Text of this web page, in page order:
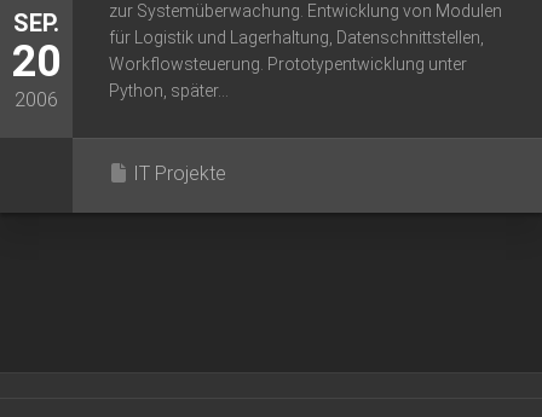
SEP.
20
2006
zur Systemüberwachung. Entwicklung von Modulen
für Logistik und Lagerhaltung, Datenschnittstellen,
Workflowsteuerung. Prototypentwicklung unter
Python, später...
IT Projekte